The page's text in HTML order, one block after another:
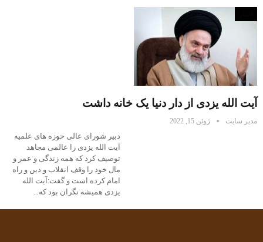
آیت الله یزدی از دار دنیا یک خانه داشت
مدیر سایت ژوئن 15, 2022
دبیر شورای عالی حوزه های علمیه
آیت الله یزدی را عالمی مجاهد
توصیف کرد که همه زندگی و عمر و
مال خود را وقف انقلاب و دین و راه
امام کرده است و گفت:آیت الله
یزدی همیشه نگران بود که…